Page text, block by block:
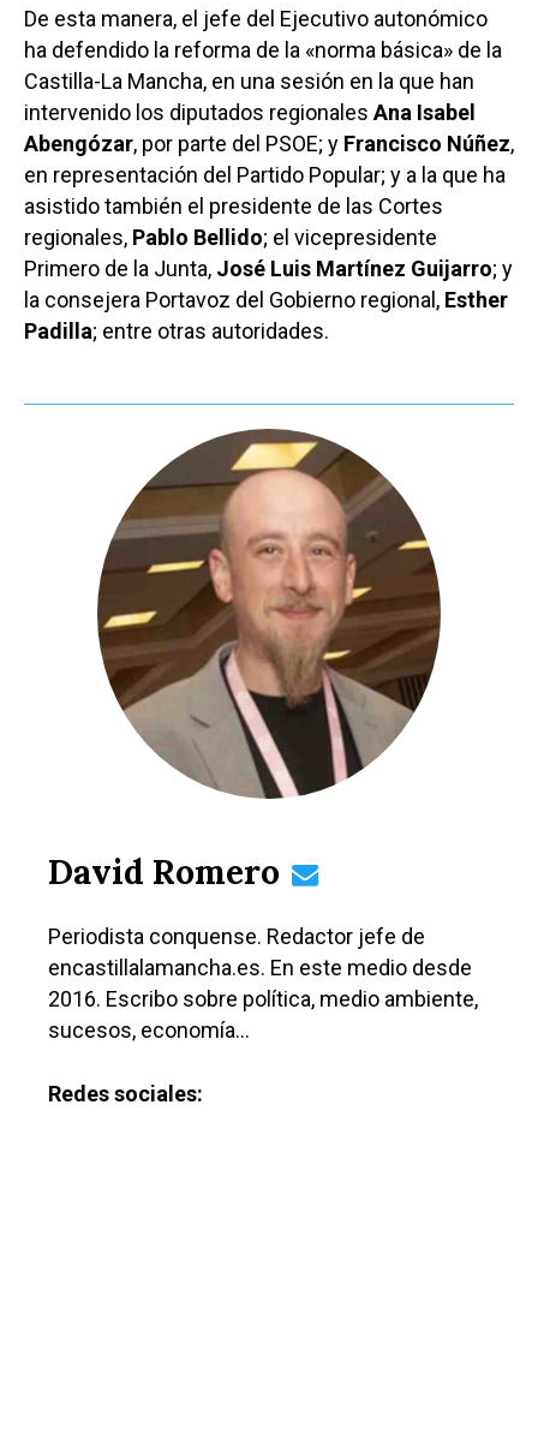
De esta manera, el jefe del Ejecutivo autonómico
ha defendido la reforma de la «norma básica» de la
Castilla-La Mancha, en una sesión en la que han
intervenido los diputados regionales Ana Isabel
Abengózar, por parte del PSOE; y Francisco Núñez,
en representación del Partido Popular; y a la que ha
asistido también el presidente de las Cortes
regionales, Pablo Bellido; el vicepresidente
Primero de la Junta, José Luis Martínez Guijarro; y
la consejera Portavoz del Gobierno regional, Esther
Padilla; entre otras autoridades.
David Romero
Periodista conquense. Redactor jefe de
encastillalamancha.es. En este medio desde
2016. Escribo sobre política, medio ambiente,
sucesos, economía…
Redes sociales: